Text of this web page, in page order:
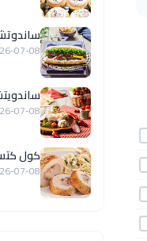
07-08
07-08
كول
07-08